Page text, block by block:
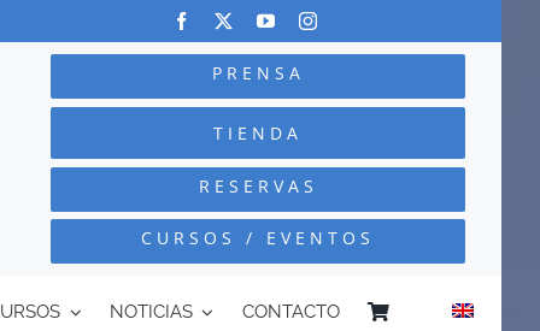
PRENSA
TIENDA
RESERVAS
CURSOS / EVENTOS
NOTICIAS CONTACTO